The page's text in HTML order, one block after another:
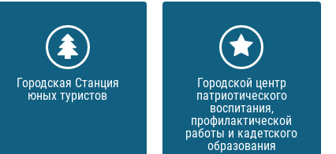
Городская Станция
юных туристов
Городской центр
патриотического
воспитания,
профилактической
работы и кадетского
образования